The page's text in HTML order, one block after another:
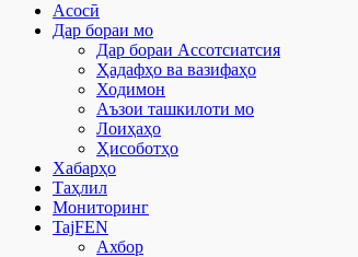
Асосӣ
Дар бораи мо
Дар бораи Ассотсиатсия
Ҳадафҳо ва вазифаҳо
Ходимон
Аъзои ташкилоти мо
Лоиҳаҳо
Ҳисоботҳо
Хабарҳо
Таҳлил
Мониторинг
TajFEN
Ахбор